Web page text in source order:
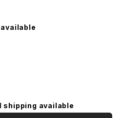
shipping available